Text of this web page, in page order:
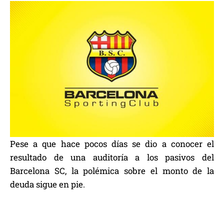
Pese a que hace pocos días se dio a conocer el
resultado de una auditoría a los pasivos del
Barcelona SC, la polémica sobre el monto de la
deuda sigue en pie.